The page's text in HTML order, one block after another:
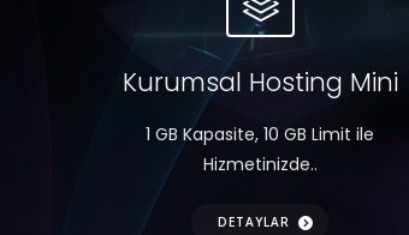
Kurumsal Hosting Mini
1 GB Kapasite, 10 GB Limit ile
Hizmetinizde..
DETAYLAR